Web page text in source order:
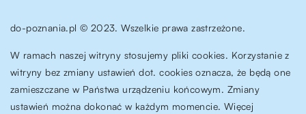
do-poznania.pl © 2023. Wszelkie prawa zastrzeżone.
W ramach naszej witryny stosujemy pliki cookies. Korzystanie z
witryny bez zmiany ustawień dot. cookies oznacza, że będą one
zamieszczane w Państwa urządzeniu końcowym. Zmiany
ustawień można dokonać w każdym momencie. Więcej